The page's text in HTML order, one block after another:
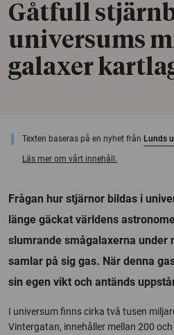
Gåtfull
universums
galaxer
Texten baseras på en nyhet från Lunds
Läs mer om vårt innehåll.
Frågan hur stjärnor bildas i
länge gäckat världens
slumrande smågalaxerna under
samlar på sig gas. När denna
sin egen vikt och antänds
I universum finns cirka två tusen
Vintergatan, innehåller mellan 200